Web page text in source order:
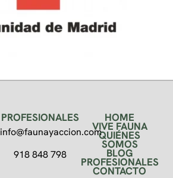
PROFESIONALES
info@faunayaccion.com
918 848 798
HOME
VIVE FAUNA
QUIÉNES
SOMOS
BLOG
PROFESIONALES
CONTACTO